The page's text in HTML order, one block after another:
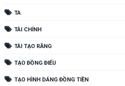
TA
TÀI CHÍNH
TÁI TẠO RĂNG
TẠO ĐỒNG ĐIẾU
TẠO HÌNH DÁNG ĐỒNG TIỀN